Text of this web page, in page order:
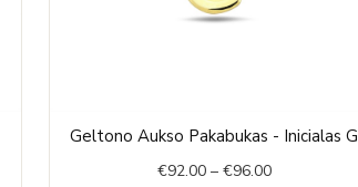
Geltono Aukso Pakabukas - Inicialas G
€92.00 – €96.00
range:
€92.00